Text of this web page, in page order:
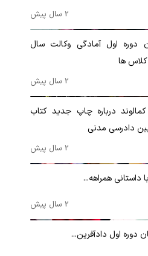
2 سال پیش
دوره اول آمادگی وکالت سال
2 سال پیش
درباره چاپ جدید کتاب
دادرسی مدنی
2 سال پیش
همراهه...
2 سال پیش
دوره اول دادآفرین...